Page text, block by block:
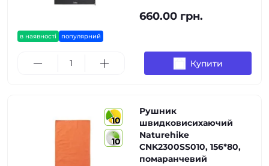
в наявності популярний
660.00 грн.
Купити
10
10
Рушник
швидковисихаючий
Naturehike
CNK2300SS010, 156*80,
помаранчевий